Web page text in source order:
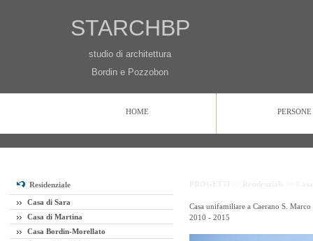
STARCHBP
studio di architettura
Bordin e Pozzobon
PROGETTI
Residenziale
Casa di Sara
Casa di Martina
Casa Bordin-Morellato
Casa unifamiliare a Caerano S.
2010 - 2015
HOME PERSONE